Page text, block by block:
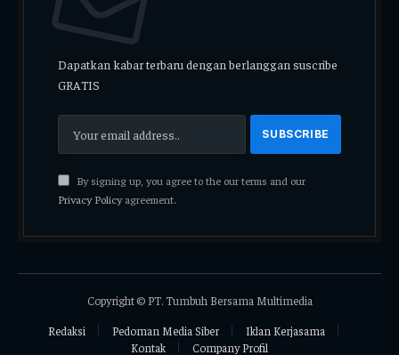
Dapatkan kabar terbaru dengan berlanggan suscribe
GRATIS
By signing up, you agree to the our terms and our
Privacy Policyagreement.
Copyright © PT. Tumbuh Bersama Multimedia
Redaksi
Pedoman Media Siber
Iklan Kerjasama
Kontak
Company Profil